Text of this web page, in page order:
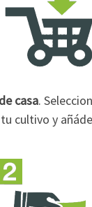
casa.
cultivo y